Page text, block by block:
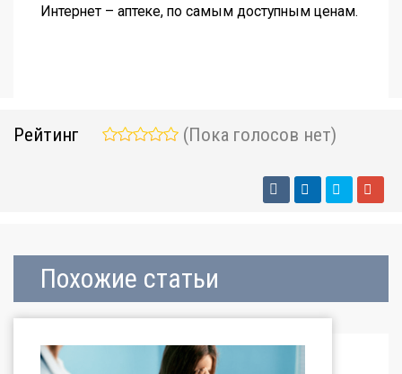
Интернет – аптеке, по самым доступным ценам.
Рейтинг (Пока голосов нет)
Похожие статьи